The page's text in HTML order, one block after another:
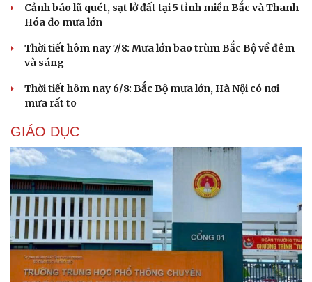
Cải chính
Cảnh báo lũ quét, sạt lở đất tại 5 tỉnh miền Bắc và Thanh
Hóa do mưa lớn
Thời tiết hôm nay 7/8: Mưa lớn bao trùm Bắc Bộ về đêm
và sáng
Thời tiết hôm nay 6/8: Bắc Bộ mưa lớn, Hà Nội có nơi
mưa rất to
GIÁO DỤC